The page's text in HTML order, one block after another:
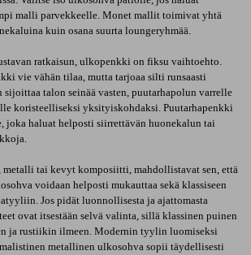
malli parvekkeelle. Monet mallit toimivat yhtä
kuin osana suurta loungeryhmää.
ratkaisun, ulkopenkki on fiksu vaihtoehto.
vie vähän tilaa, mutta tarjoaa silti runsaasti
sijoittaa talon seinää vasten, puutarhapolun varrelle
koristeelliseksi yksityiskohdaksi. Puutarhapenkki
joka haluat helposti siirrettävän huonekalun tai
tai kevyt komposiitti, mahdollistavat sen, että
voidaan helposti mukauttaa sekä klassiseen
Jos pidät luonnollisesta ja ajattomasta
ovat itsestään selvä valinta, sillä klassinen puinen
ja rustiikin ilmeen. Modernin tyylin luomiseksi
metallinen ulkosohva sopii täydellisesti